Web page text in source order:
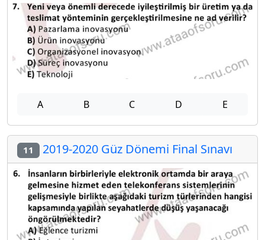
A B C D E
11 2019-2020 Güz Dönemi Final Sınavı